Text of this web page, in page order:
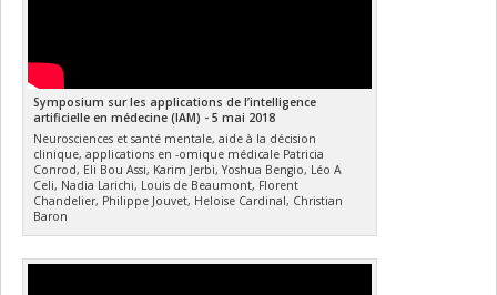
Symposium sur les applications de l’intelligence
artificielle en médecine (IAM) - 5 mai 2018
Neurosciences et santé mentale, aide à la décision
clinique, applications en -omique médicale Patricia
Conrod, Eli Bou Assi, Karim Jerbi, Yoshua Bengio, Léo A
Celi, Nadia Larichi, Louis de Beaumont, Florent
Chandelier, Philippe Jouvet, Heloise Cardinal, Christian
Baron